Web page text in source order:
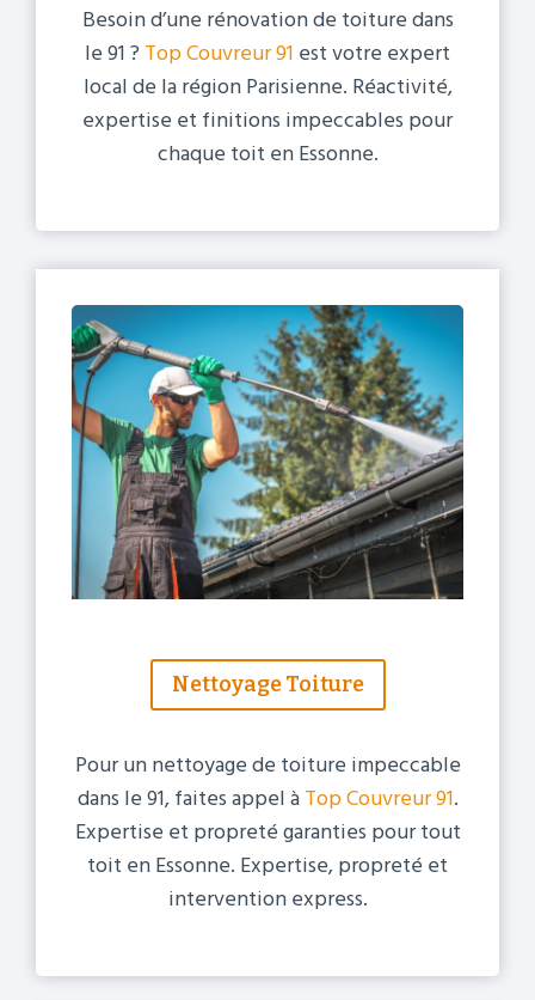
Besoin d’une rénovation de toiture dans
le 91 ? Top Couvreur 91 est votre expert
local de la région Parisienne. Réactivité,
expertise et finitions impeccables pour
chaque toit en Essonne.
Nettoyage Toiture
Pour un nettoyage de toiture impeccable
dans le 91, faites appel àTop Couvreur 91.
Expertise et propreté garanties pour tout
toit en Essonne. Expertise, propreté et
intervention express.